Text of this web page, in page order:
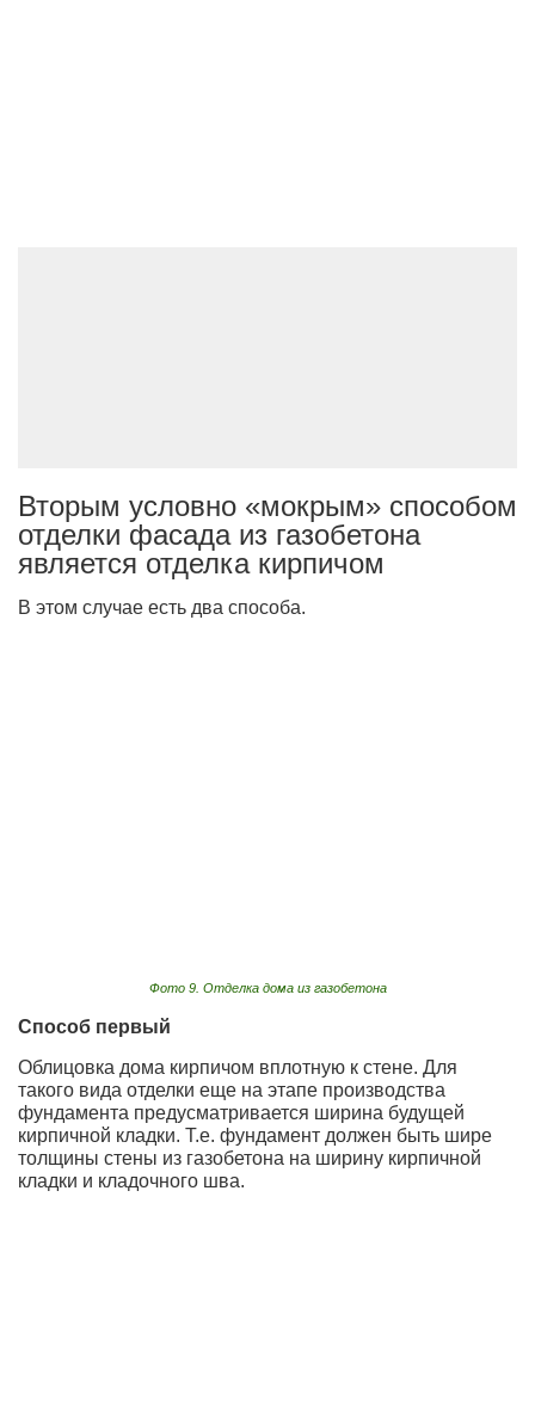
Вторым условно «мокрым» способом
отделки фасада из газобетона
является отделка кирпичом
В этом случае есть два способа.
Фото 9. Отделка дома из газобетона
Способ первый
Облицовка дома кирпичом вплотную к стене. Для
такого вида отделки еще на этапе производства
фундамента предусматривается ширина будущей
кирпичной кладки. Т.е. фундамент должен быть шире
толщины стены из газобетона на ширину кирпичной
кладки и кладочного шва.